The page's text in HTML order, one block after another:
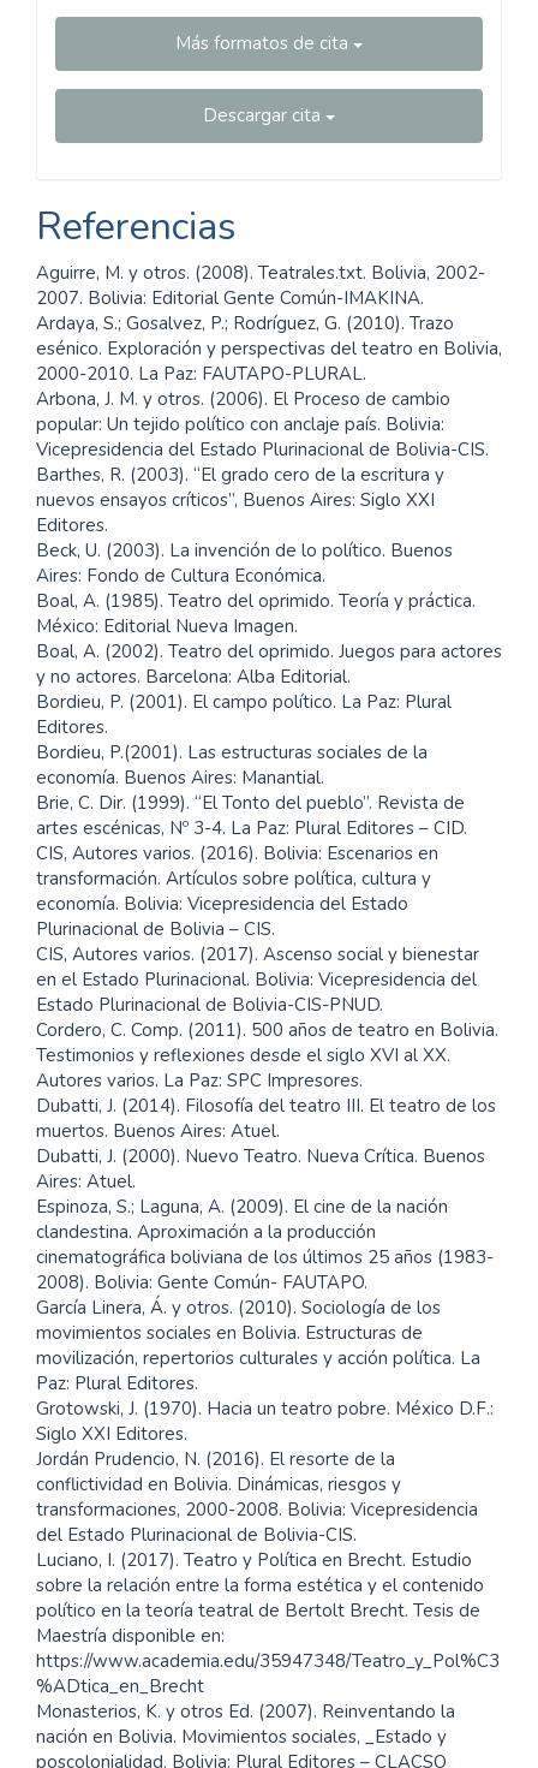
Más formatos de cita
Descargar cita
Referencias
Aguirre, M. y otros. (2008). Teatrales.txt. Bolivia, 2002-
2007. Bolivia: Editorial Gente Común-IMAKINA.
Ardaya, S.; Gosalvez, P.; Rodríguez, G. (2010). Trazo
esénico. Exploración y perspectivas del teatro en Bolivia,
2000-2010. La Paz: FAUTAPO-PLURAL.
Arbona, J. M. y otros. (2006). El Proceso de cambio
popular: Un tejido político con anclaje país. Bolivia:
Vicepresidencia del Estado Plurinacional de Bolivia-CIS.
Barthes, R. (2003). “El grado cero de la escritura y
nuevos ensayos críticos”, Buenos Aires: Siglo XXI
Editores.
Beck, U. (2003). La invención de lo político. Buenos
Aires: Fondo de Cultura Económica.
Boal, A. (1985). Teatro del oprimido. Teoría y práctica.
México: Editorial Nueva Imagen.
Boal, A. (2002). Teatro del oprimido. Juegos para actores
y no actores. Barcelona: Alba Editorial.
Bordieu, P. (2001). El campo político. La Paz: Plural
Editores.
Bordieu, P.(2001). Las estructuras sociales de la
economía. Buenos Aires: Manantial.
Brie, C. Dir. (1999). “El Tonto del pueblo”. Revista de
artes escénicas, Nº 3-4. La Paz: Plural Editores – CID.
CIS, Autores varios. (2016). Bolivia: Escenarios en
transformación. Artículos sobre política, cultura y
economía. Bolivia: Vicepresidencia del Estado
Plurinacional de Bolivia – CIS.
CIS, Autores varios. (2017). Ascenso social y bienestar
en el Estado Plurinacional. Bolivia: Vicepresidencia del
Estado Plurinacional de Bolivia-CIS-PNUD.
Cordero, C. Comp. (2011). 500 años de teatro en Bolivia.
Testimonios y reflexiones desde el siglo XVI al XX.
Autores varios. La Paz: SPC Impresores.
Dubatti, J. (2014). Filosofía del teatro III. El teatro de los
muertos. Buenos Aires: Atuel.
Dubatti, J. (2000). Nuevo Teatro. Nueva Crítica. Buenos
Aires: Atuel.
Espinoza, S.; Laguna, A. (2009). El cine de la nación
clandestina. Aproximación a la producción
cinematográfica boliviana de los últimos 25 años (1983-
2008). Bolivia: Gente Común- FAUTAPO.
García Linera, Á. y otros. (2010). Sociología de los
movimientos sociales en Bolivia. Estructuras de
movilización, repertorios culturales y acción política. La
Paz: Plural Editores.
Grotowski, J. (1970). Hacia un teatro pobre. México D.F.:
Siglo XXI Editores.
Jordán Prudencio, N. (2016). El resorte de la
conflictividad en Bolivia. Dinámicas, riesgos y
transformaciones, 2000-2008. Bolivia: Vicepresidencia
del Estado Plurinacional de Bolivia-CIS.
Luciano, I. (2017). Teatro y Política en Brecht. Estudio
sobre la relación entre la forma estética y el contenido
político en la teoría teatral de Bertolt Brecht. Tesis de
Maestría disponible en:
https://www.academia.edu/35947348/Teatro_y_Pol%C3
%ADtica_en_Brecht
Monasterios, K. y otros Ed. (2007). Reinventando la
nación en Bolivia. Movimientos sociales, _Estado y
poscolonialidad. Bolivia: Plural Editores – CLACSO